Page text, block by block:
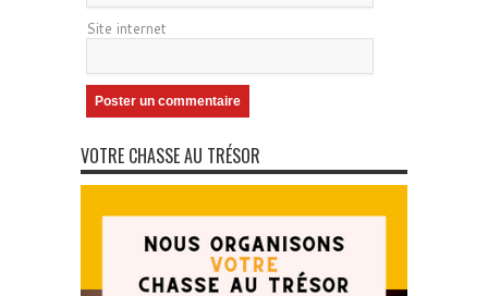
Site internet
VOTRE CHASSE AU TRÉSOR